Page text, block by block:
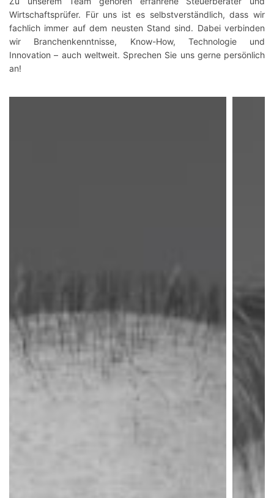
Wirtschaftsprüfer. Für uns ist es selbstverständlich, dass wir
fachlich immer auf dem neusten Stand sind. Dabei verbinden
wir Branchenkenntnisse, Know-How, Technologie und
Innovation – auch weltweit. Sprechen Sie uns gerne persönlich
an!